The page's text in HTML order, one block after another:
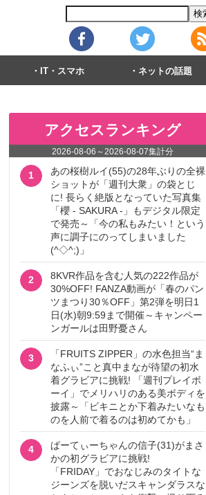
IT・スマホ ネットの話題
アクセスランキング
2026-08-06 ～2026-08-07集計分
1
あの桜樹ルイ(55)の28年ぶりの全裸
ショットが「週刊大衆」の袋とじ
に! 長らく絶版となっていた写真集
「櫻 - SAKURA -」もデジタル限定
で発売～「今の私もみたい！という
声に調子にのってしまいました
(^◇^;)」
2
8KVR作品を含む人気の222作品が
30%OFF! FANZA動画が「春のパン
ツまつり30％OFF」第2弾を明日1
日(水)朝9:59まで開催～キャンペー
ンガールは田野憂さん
3
「FRUITS ZIPPER」の水色担当“ま
なふぃ”こと真中まなが待望の初水
着グラビアに挑戦! 「週刊プレイボ
ーイ」でメリハリのある美ボディを
披露～「ビキニとか下着みたいなも
のを人前で着るのは初めてかも」
4
ぱーてぃーちゃんの信子(31)がまさ
かの初グラビアに挑戦!
「FRIDAY」でおなじみのタイトな
ジーンズを脱いだスキャンダラスな